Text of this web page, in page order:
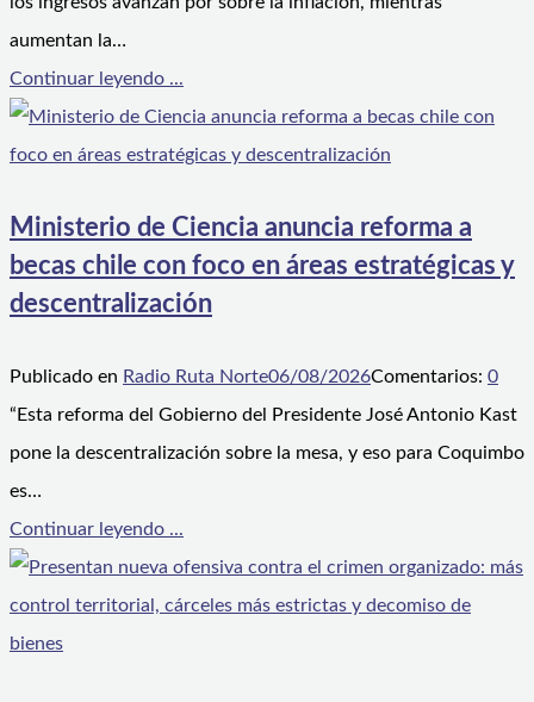
aumentan la…
Continuar leyendo ...
Ministerio de Ciencia anuncia reforma a
becas chile con foco en áreas estratégicas y
descentralización
Publicado en Radio Ruta Norte06/08/2026Comentarios: 0
“Esta reforma del Gobierno del Presidente José Antonio Kast
pone la descentralización sobre la mesa, y eso para Coquimbo
es…
Continuar leyendo ...